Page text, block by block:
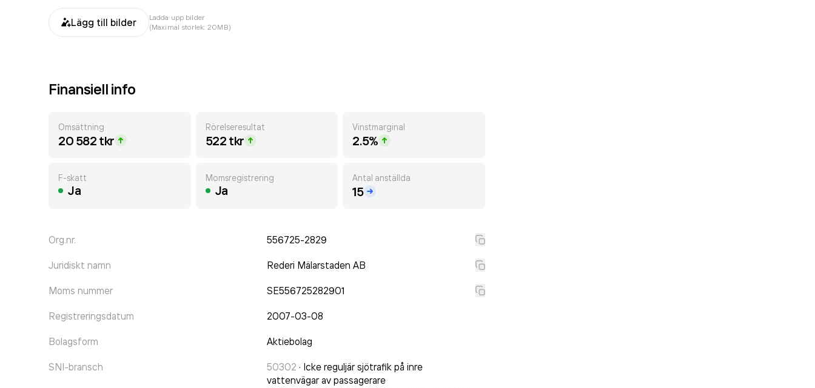
Lägg till bilder
Ladda upp bilder
(Maximal storlek: 20MB)
Finansiell info
Omsättning
20 582 tkr
Rörelseresultat
522 tkr
Vinstmarginal
2.5%
F-skatt
Ja
Momsregistrering
Ja
Antal anställda
15
Org.nr. 556725-2829
Juridiskt namn Rederi Mälarstaden AB
Moms nummer SE556725282901
Registreringsdatum 2007-03-08
Bolagsform Aktiebolag
SNI-bransch 50302 · Icke reguljär sjötrafik på inre
vattenvägar av passagerare